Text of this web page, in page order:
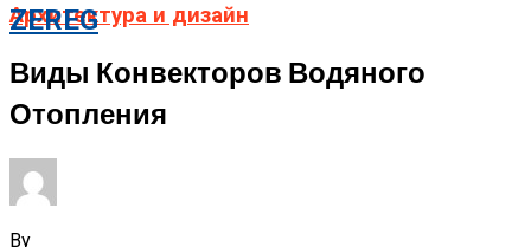
ZEREG
Архитектура и дизайн
Виды Конвекторов Водяного
Отопления
By